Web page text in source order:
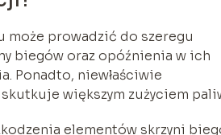
prowadzić do szeregu
biegów oraz opóźnienia w ich
Ponadto, niewłaściwie
większym zużyciem
elementów skrzyni